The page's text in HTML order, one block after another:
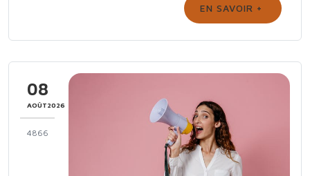
EN SAVOIR +
08
AOÛT2026
4866